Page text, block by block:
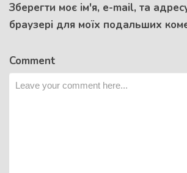
Зберегти моє ім'я, e-mail, та
браузері для моїх подальших
Comment